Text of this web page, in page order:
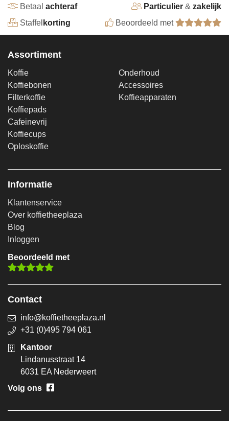
Betaal achteraf Particulier & zakelijk
Staffel korting Beoordeeld met
Assortiment
Koffie
Koffiebonen
Filterkoffie
Koffiepads
Cafeinevrij
Koffiecups
Oploskoffie
Onderhoud
Accessoires
Koffieapparaten
Informatie
Klantenservice
Over koffietheeplaza
Blog
Inloggen
Beoordeeld met
Contact
info@koffietheeplaza.nl
+31 (0)495 794 061
Kantoor
Lindanusstraat 14
6031 EA Nederweert
Volg ons